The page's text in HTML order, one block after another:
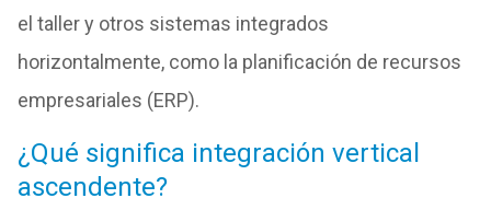
el taller y otros sistemas integrados
horizontalmente, como la planificación de recursos
empresariales (ERP).
¿Qué significa integración vertical
ascendente?